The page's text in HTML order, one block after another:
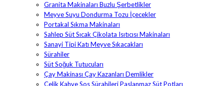
Granita Makinaları Buzlu Şerbetlikler
Meyve Suyu Dondurma Tozu İçecekler
Portakal Sıkma Makinaları
Sahlep Süt Sıcak Çikolata Isıtıcısı Makinaları
Sanayi Tipi Katı Meyve Sıkacakları
Sürahiler
Süt Soğuk Tutucuları
Çay Makinası Çay Kazanları Demlikler
Çelik Kahve Sos Sürahileri Paslanmaz Süt Potları